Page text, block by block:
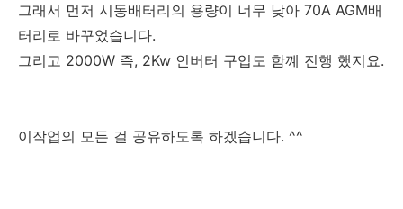
그래서 먼저 시동배터리의 용량이 너무 낮아 70A AGM배
터리로 바꾸었습니다.
그리고 2000W 즉, 2Kw 인버터 구입도 함꼐 진행 했지요.
이작업의 모든 걸 공유하도록 하겠습니다. ^^